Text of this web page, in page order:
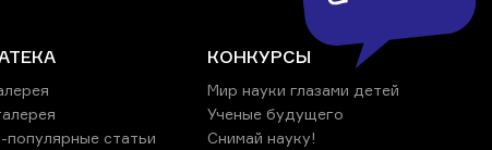
популярные статьи
КОНКУРСЫ
Мир науки глазами детей
Ученые будущего
Снимай науку!